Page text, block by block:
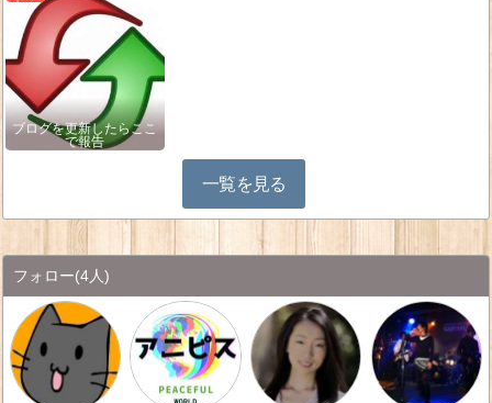
ブログを更新したらここ
で報告
一覧を見る
フォロー(4人)